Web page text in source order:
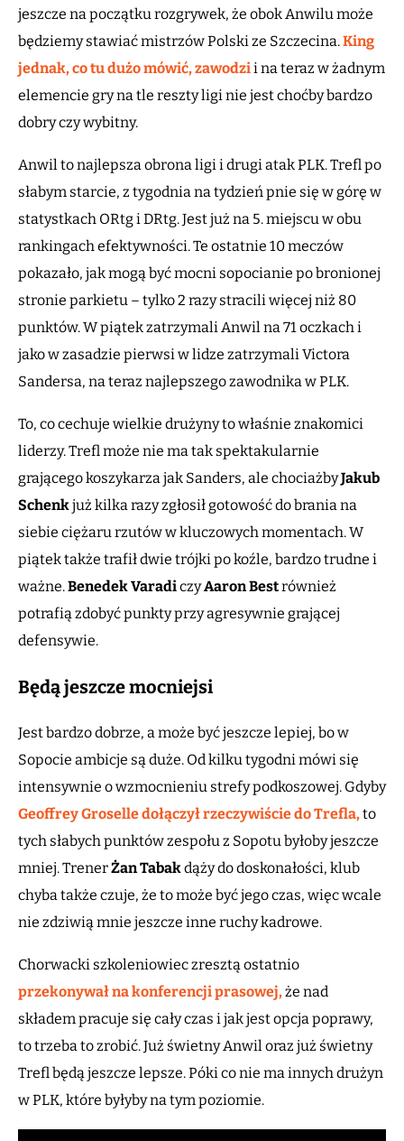
jeszcze na początku rozgrywek, że obok Anwilu może
będziemy stawiać mistrzów Polski ze Szczecina.King
jednak, co tu dużo mówić, zawodzii na teraz w żadnym
elemencie gry na tle reszty ligi nie jest choćby bardzo
dobry czy wybitny.
Anwil to najlepsza obrona ligi i drugi atak PLK. Trefl po
słabym starcie, z tygodnia na tydzień pnie się w górę w
statystkach ORtg i DRtg. Jest już na 5. miejscu w obu
rankingach efektywności. Te ostatnie 10 meczów
pokazało, jak mogą być mocni sopocianie po bronionej
stronie parkietu – tylko 2 razy stracili więcej niż 80
punktów. W piątek zatrzymali Anwil na 71 oczkach i
jako w zasadzie pierwsi w lidze zatrzymali Victora
Sandersa, na teraz najlepszego zawodnika w PLK.
To, co cechuje wielkie drużyny to właśnie znakomici
liderzy. Trefl może nie ma tak spektakularnie
grającego koszykarza jak Sanders, ale chociażbyJakub
Schenkjuż kilka razy zgłosił gotowość do brania na
siebie ciężaru rzutów w kluczowych momentach. W
piątek także trafił dwie trójki po koźle, bardzo trudne i
ważne.Benedek VaradiczyAaron Bestrównież
potrafią zdobyć punkty przy agresywnie grającej
defensywie.
Będą jeszcze mocniejsi
Jest bardzo dobrze, a może być jeszcze lepiej, bo w
Sopocie ambicje są duże. Od kilku tygodni mówi się
intensywnie o wzmocnieniu strefy podkoszowej. Gdyby
Geoffrey Groselle dołączył rzeczywiście do Trefla,to
tych słabych punktów zespołu z Sopotu byłoby jeszcze
mniej. TrenerŻan Tabakdąży do doskonałości, klub
chyba także czuje, że to może być jego czas, więc wcale
nie zdziwią mnie jeszcze inne ruchy kadrowe.
Chorwacki szkoleniowiec zresztą ostatnio
przekonywał na konferencji prasowej,że nad
składem pracuje się cały czas i jak jest opcja poprawy,
to trzeba to zrobić. Już świetny Anwil oraz już świetny
Trefl będą jeszcze lepsze. Póki co nie ma innych drużyn
w PLK, które byłyby na tym poziomie.